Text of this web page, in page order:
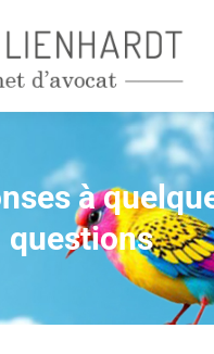
à
questions
Vous êtes ici :